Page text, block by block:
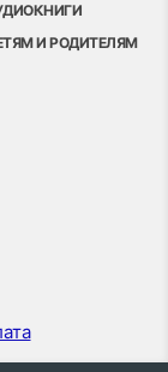
И РОДИТЕЛЯМ